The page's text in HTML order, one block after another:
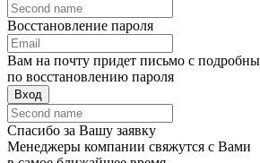
Восстановление пароля
Вам на почту придет письмо с
по восстановлению пароля
Вход
Спасибо за Вашу заявку
Менеджеры компании свяжутся с Вами